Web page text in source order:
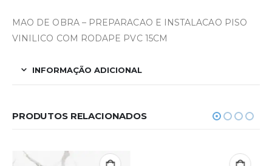
MAO DE OBRA – PREPARACAO E INSTALACAO PISO
VINILICO COM RODAPE PVC 15CM
INFORMAÇÃO ADICIONAL
PRODUTOS RELACIONADOS